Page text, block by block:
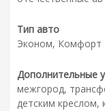
Тип авто
Эконом, Комфорт
Дополнительные
межгород,
детским креслом,